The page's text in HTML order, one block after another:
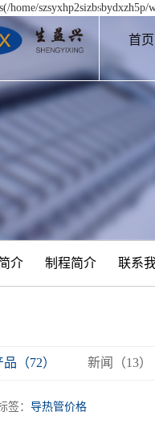
home/
首页
介 制程简介 联系我
品（72） 新闻（13）
签： 导热管价格